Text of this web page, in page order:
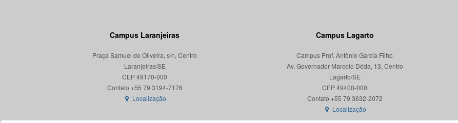
Campus Laranjeiras
Praça Samuel de Oliveira, s/n, Centro
Laranjeiras/SE
CEP 49170-000
Localização
Campus Lagarto
Campus Prof. Antônio Garcia Filho
Av. Governador Marcelo Déda, 13, Centro
Lagarto/SE
CEP 49400-000
Localização